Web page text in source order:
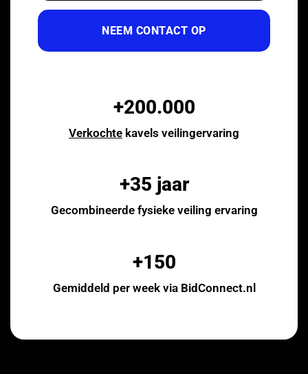
NEEM CONTACT OP
+200.000
Verkochte kavels veilingervaring
+35 jaar
Gecombineerde fysieke veiling ervaring
+150
Gemiddeld per week via BidConnect.nl